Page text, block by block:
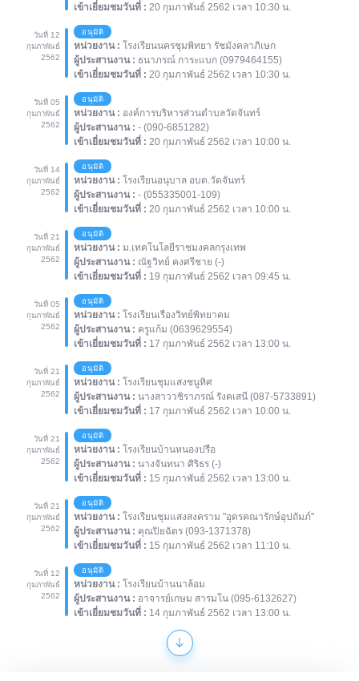
เข้าเยี่ยมชมวันที่ : 20 กุมภาพันธ์ 2562 เวลา 10:30 น.
วันที่ 12
กุมภาพันธ์
2562
อนุมัติ
หน่วยงาน : โรงเรียนนครชุมพิทยา รัชมังคลาภิเษก
ผู้ประสานงาน : ธนาภรณ์ การะแบก (0979464155)
เข้าเยี่ยมชมวันที่ : 20 กุมภาพันธ์ 2562 เวลา 10:30 น.
วันที่ 05
กุมภาพันธ์
2562
อนุมัติ
หน่วยงาน : องค์การบริหารส่วนตำบลวัดจันทร์
ผู้ประสานงาน : - (090-6851282)
เข้าเยี่ยมชมวันที่ : 20 กุมภาพันธ์ 2562 เวลา 10:00 น.
วันที่ 14
กุมภาพันธ์
2562
อนุมัติ
หน่วยงาน : โรงเรียนอนุบาล อบต.วัดจันทร์
ผู้ประสานงาน : - (055335001-109)
เข้าเยี่ยมชมวันที่ : 20 กุมภาพันธ์ 2562 เวลา 10:00 น.
วันที่ 21
กุมภาพันธ์
2562
อนุมัติ
หน่วยงาน : ม.เทคโนโลยีราชมงคลกรุงเทพ
ผู้ประสานงาน : ณัฐวิทย์ คงศรีชาย (-)
เข้าเยี่ยมชมวันที่ : 19 กุมภาพันธ์ 2562 เวลา 09:45 น.
วันที่ 05
กุมภาพันธ์
2562
อนุมัติ
หน่วยงาน : โรงเรียนเรืองวิทย์พิทยาคม
ผู้ประสานงาน : ครูแก้ม (0639629554)
เข้าเยี่ยมชมวันที่ : 17 กุมภาพันธ์ 2562 เวลา 13:00 น.
วันที่ 21
กุมภาพันธ์
2562
อนุมัติ
หน่วยงาน : โรงเรียนชุมแสงชนูทิศ
ผู้ประสานงาน : นางสาววชิราภรณ์ รังคเสนี (087-5733891)
เข้าเยี่ยมชมวันที่ : 17 กุมภาพันธ์ 2562 เวลา 10:00 น.
วันที่ 21
กุมภาพันธ์
2562
อนุมัติ
หน่วยงาน : โรงเรียนบ้านหนองปรือ
ผู้ประสานงาน : นางจันทนา ศิริธร (-)
เข้าเยี่ยมชมวันที่ : 15 กุมภาพันธ์ 2562 เวลา 13:00 น.
วันที่ 21
กุมภาพันธ์
2562
อนุมัติ
หน่วยงาน : โรงเรียนชุมแสงสงคราม "อุดรคณารักษ์อุปถัมภ์"
ผู้ประสานงาน : คุณปิยฉัตร (093-1371378)
เข้าเยี่ยมชมวันที่ : 15 กุมภาพันธ์ 2562 เวลา 11:10 น.
วันที่ 12
กุมภาพันธ์
2562
อนุมัติ
หน่วยงาน : โรงเรียนบ้านนาล้อม
ผู้ประสานงาน : อาจารย์เกษม สารมโน (095-6132627)
เข้าเยี่ยมชมวันที่ : 14 กุมภาพันธ์ 2562 เวลา 13:00 น.